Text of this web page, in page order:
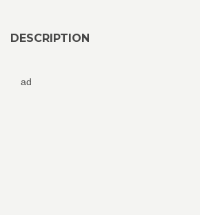
DESCRIPTION
ad